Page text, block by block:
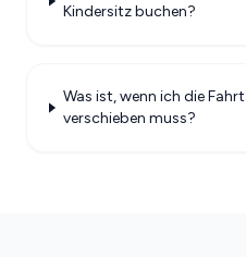
Kindersitz buchen?
Was ist, wenn ich die
verschieben muss?